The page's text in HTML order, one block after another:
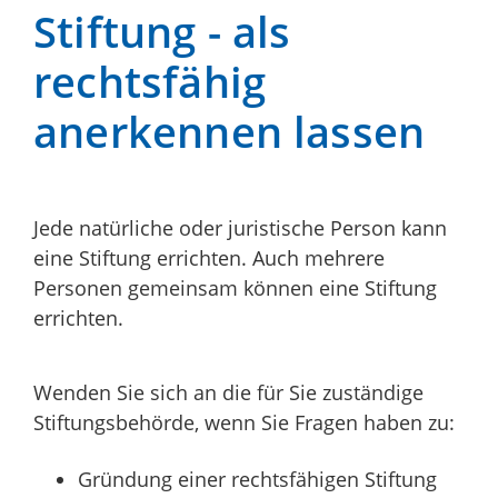
Stiftung - als
rechtsfähig
anerkennen lassen
Jede natürliche oder juristische Person kann
eine Stiftung errichten. Auch mehrere
Personen gemeinsam können eine Stiftung
errichten.
Wenden Sie sich an die für Sie zuständige
Stiftungsbehörde, wenn Sie Fragen haben zu:
Gründung einer rechtsfähigen Stiftung